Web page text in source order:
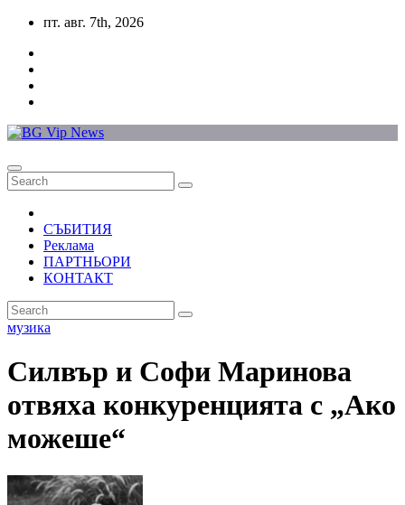
Skip
content
пт. авг. 7th, 2026
СЪБИТИЯ
Реклама
ПАРТНЬОРИ
КОНТАКТ
музика
Силвър и Софи Маринова
отвяха конкуренцията с „Ако
можеше“